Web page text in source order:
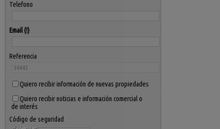
Telefono
Email
Referencia
Quiero recibir información de nuevas propiedades
Quiero recibir noticias e información comercial o
de interés
Código de seguridad